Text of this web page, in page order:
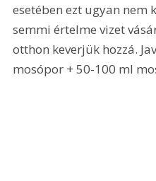
esetében ezt ugyan nem
semmi értelme vizet
otthon keverjük hozzá.
mosópor + 50-100 ml